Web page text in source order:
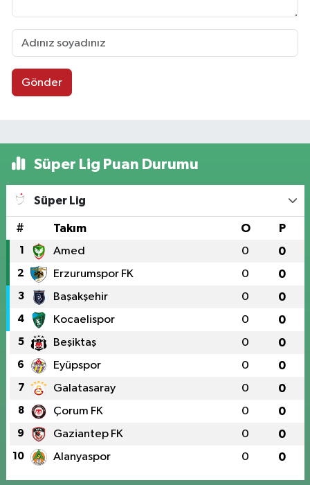
Gönder
Süper Lig Puan Durumu
Süper Lig
# Takım O P
1 Amed 0 0
2 Erzurumspor FK 0 0
3 Başakşehir 0 0
4 Kocaelispor 0 0
5 Beşiktaş 0 0
6 Eyüpspor 0 0
7 Galatasaray 0 0
8 Çorum FK 0 0
9 Gaziantep FK 0 0
10 Alanyaspor 0 0